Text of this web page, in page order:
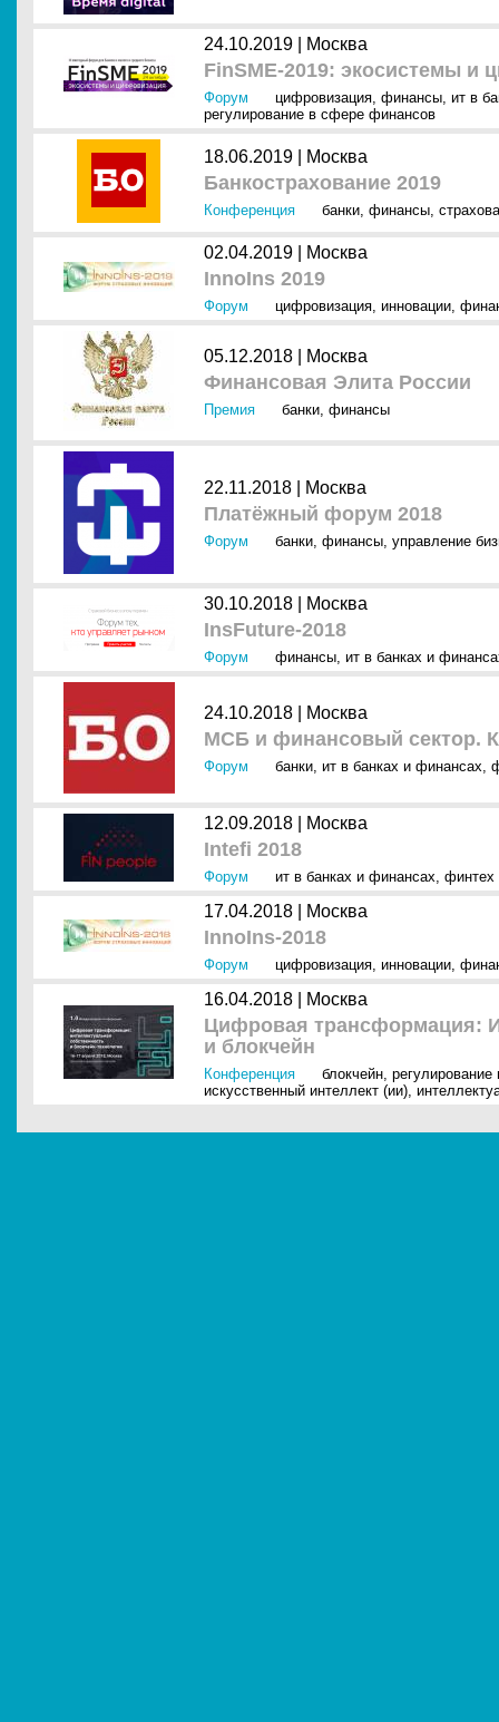
24.10.2019 | Москва
FinSME-2019: экосистемы и
Форум цифровизация, финансы, ит в
регулирование в сфере финансов
18.06.2019 | Москва
Банкострахование 2019
Конференция банки, финансы,
02.04.2019 | Москва
InnoIns 2019
Форум цифровизация, инновации,
05.12.2018 | Москва
Финансовая Элита России
Премия банки, финансы
22.11.2018 | Москва
Платёжный форум 2018
Форум банки, финансы, управление
30.10.2018 | Москва
InsFuture-2018
Форум финансы, ит в банках и
24.10.2018 | Москва
МСБ и финансовый сектор.
Форум банки, ит в банках и финансах,
12.09.2018 | Москва
Intefi 2018
Форум ит в банках и финансах, финтех
17.04.2018 | Москва
InnoIns-2018
Форум цифровизация, инновации,
16.04.2018 | Москва
Цифровая трансформация:
и блокчейн
Конференция блокчейн,
искусственный интеллект (ии),